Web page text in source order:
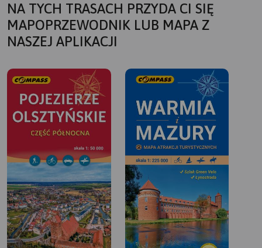
NA TYCH TRASACH PRZYDA CI SIĘ
MAPOPRZEWODNIK LUB MAPA Z
NASZEJ APLIKACJI